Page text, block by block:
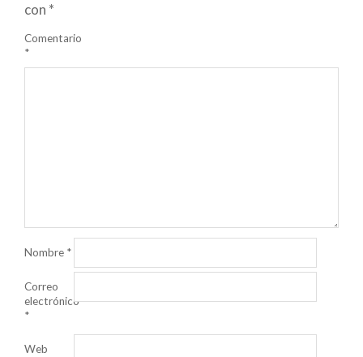
con *
Comentario
*
Nombre *
Correo
electrónico
*
Web